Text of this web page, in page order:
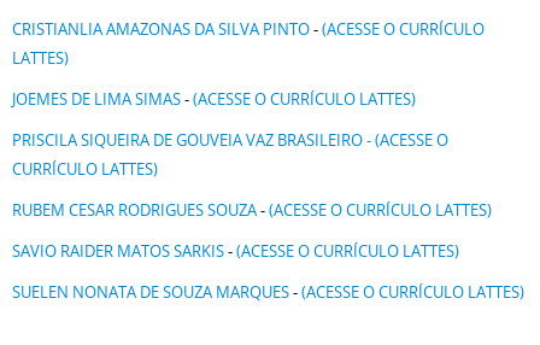
CRISTIANLIA AMAZONAS DA SILVA PINTO-(ACESSE O CURRÍCULO
LATTES)
JOEMES DE LIMA SIMAS-(ACESSE O CURRÍCULO LATTES)
PRISCILA SIQUEIRA DE GOUVEIA VAZ BRASILEIRO - (ACESSE O
CURRÍCULO LATTES)
RUBEM CESAR RODRIGUES SOUZA-(ACESSE O CURRÍCULO LATTES)
SAVIO RAIDER MATOS SARKIS-(ACESSE O CURRÍCULO LATTES)
SUELEN NONATA DE SOUZA MARQUES-(ACESSE O CURRÍCULO LATTES)